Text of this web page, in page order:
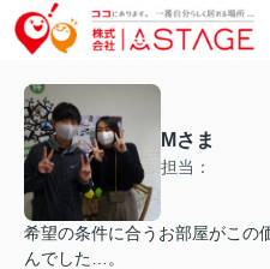
Mさま
担当：
希望の条件に合うお部屋がこの
んでした…。